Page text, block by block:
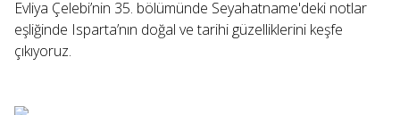
Evliya Çelebi’nin 35. bölümünde Seyahatname'deki notlar
eşliğinde Isparta’nın doğal ve tarihi güzelliklerini keşfe
çıkıyoruz.